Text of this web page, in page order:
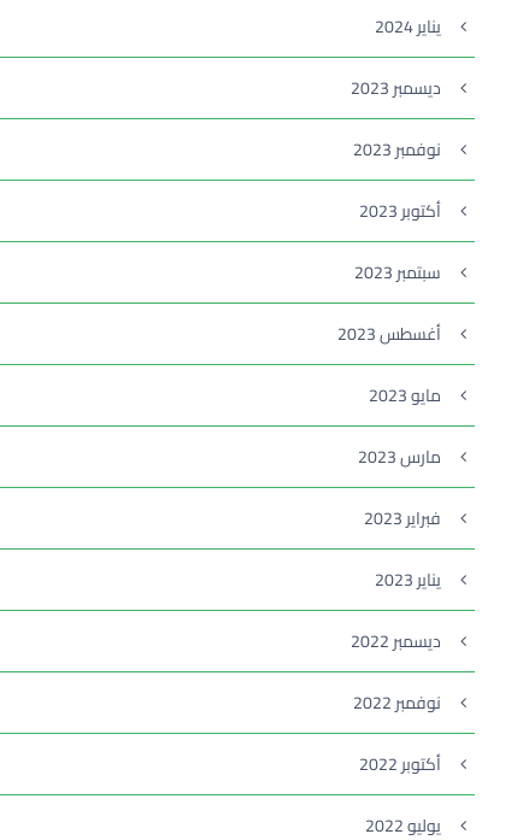
يناير 2024
ديسمبر 2023
نوفمبر 2023
أكتوبر 2023
سبتمبر 2023
أغسطس 2023
مايو 2023
مارس 2023
فبراير 2023
يناير 2023
ديسمبر 2022
نوفمبر 2022
أكتوبر 2022
يوليو 2022